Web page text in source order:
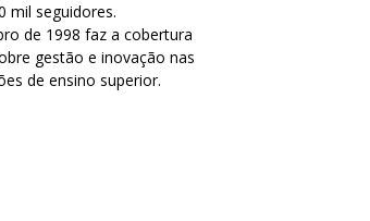
mil seguidores.
de 1998 faz a cobertura
gestão e inovação nas
de ensino superior.